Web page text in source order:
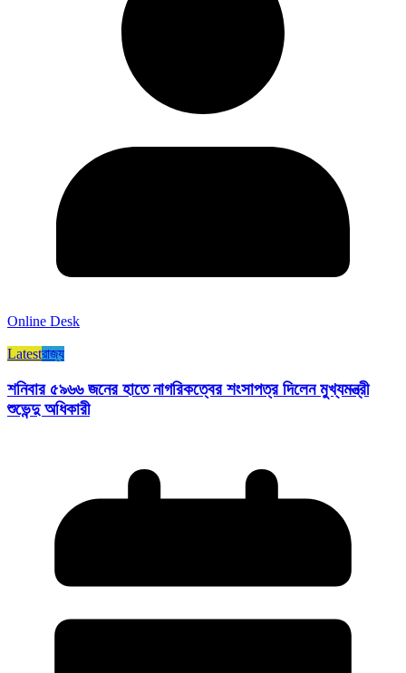
Online Desk
Latestরাজ্য​
শনিবার ৫৯৬৬ জনের হাতে নাগরিকত্বের শংসাপত্র দিলেন মুখ্যমন্ত্রী
শুভেন্দু অধিকারী